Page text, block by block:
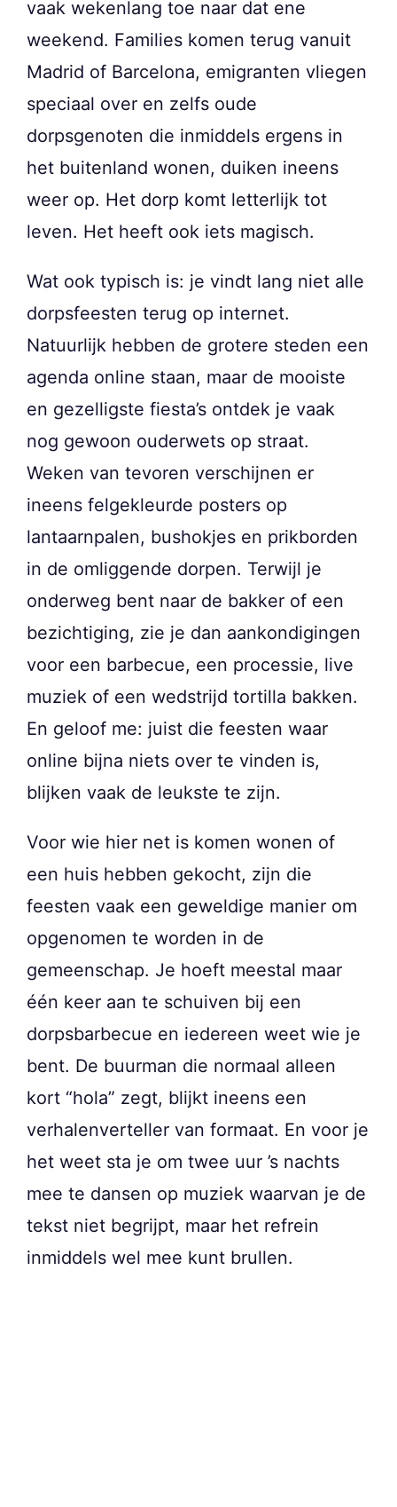
vaak wekenlang toe naar dat ene
weekend. Families komen terug vanuit
Madrid of Barcelona, emigranten vliegen
speciaal over en zelfs oude
dorpsgenoten die inmiddels ergens in
het buitenland wonen, duiken ineens
weer op. Het dorp komt letterlijk tot
leven. Het heeft ook iets magisch.
Wat ook typisch is: je vindt lang niet alle
dorpsfeesten terug op internet.
Natuurlijk hebben de grotere steden een
agenda online staan, maar de mooiste
en gezelligste fiesta’s ontdek je vaak
nog gewoon ouderwets op straat.
Weken van tevoren verschijnen er
ineens felgekleurde posters op
lantaarnpalen, bushokjes en prikborden
in de omliggende dorpen. Terwijl je
onderweg bent naar de bakker of een
bezichtiging, zie je dan aankondigingen
voor een barbecue, een processie, live
muziek of een wedstrijd tortilla bakken.
En geloof me: juist die feesten waar
online bijna niets over te vinden is,
blijken vaak de leukste te zijn.
Voor wie hier net is komen wonen of
een huis hebben gekocht, zijn die
feesten vaak een geweldige manier om
opgenomen te worden in de
gemeenschap. Je hoeft meestal maar
één keer aan te schuiven bij een
dorpsbarbecue en iedereen weet wie je
bent. De buurman die normaal alleen
kort “hola” zegt, blijkt ineens een
verhalenverteller van formaat. En voor je
het weet sta je om twee uur ’s nachts
mee te dansen op muziek waarvan je de
tekst niet begrijpt, maar het refrein
inmiddels wel mee kunt brullen.